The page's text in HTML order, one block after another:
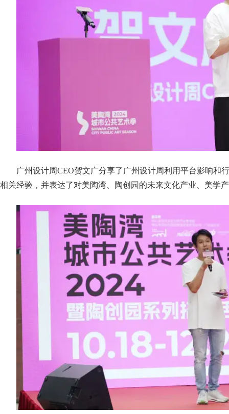
广州设计周CEO贺文广分享了广州设计周利用平台影响和
相关经验，并表达了对美陶湾、陶创园的未来文化产业、美学